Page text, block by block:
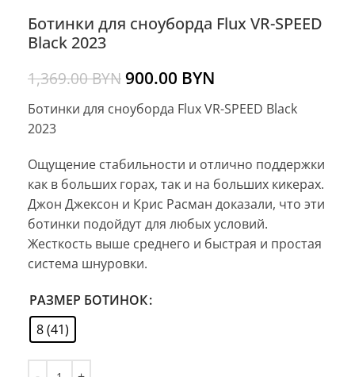
Ботинки для сноуборда Flux VR-SPEED
Black 2023
1,369.00BYN 900.00 BYN
Ботинки для сноуборда Flux VR-SPEED Black
2023
Ощущение стабильности и отлично поддержки
как в больших горах, так и на больших кикерах.
Джон Джексон и Крис Расман доказали, что эти
ботинки подойдут для любых условий.
Жесткость выше среднего и быстрая и простая
система шнуровки.
РАЗМЕР БОТИНОК
8 (41)